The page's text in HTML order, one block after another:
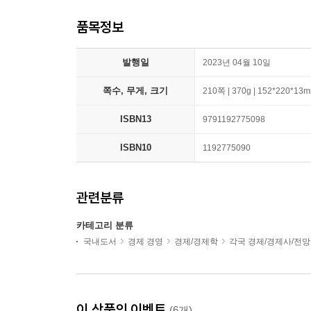
품목정보
발행일 2023년 04월 10일
쪽수, 무게, 크기 210쪽 | 370g |
ISBN13 9791192775098
ISBN10 1192775090
관련분류
카테고리 분류
국내도서 경제 경영 경제/경제학 각국 경제/경제사/전망